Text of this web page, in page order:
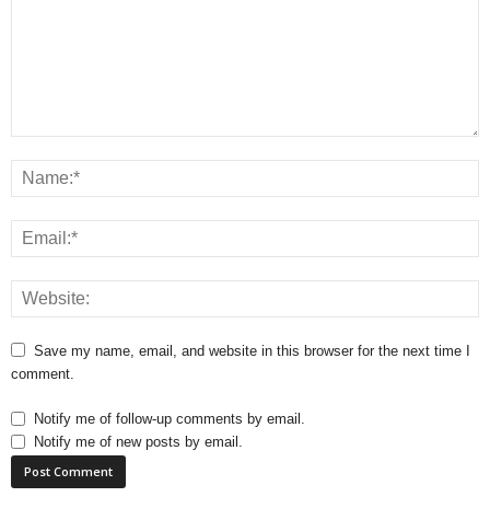
Save my name, email, and website in this browser for the next time I
comment.
Notify me of follow-up comments by email.
Notify me of new posts by email.